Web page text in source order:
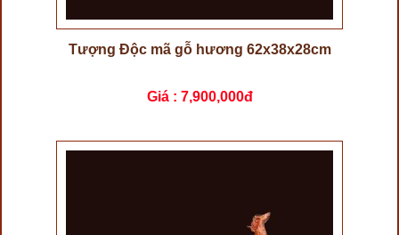
Tượng Độc mã gỗ hương 62x38x28cm
Giá : 7,900,000đ